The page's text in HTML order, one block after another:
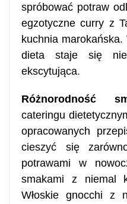
spróbować potraw
egzotyczne curry z
kuchnia
dieta staje się
ekscytująca.
Różnorodność
cateringu
opracowanych
cieszyć się
potrawami w
smakami z niemal
Włoskie gnocchi z